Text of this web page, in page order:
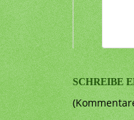
SCHREIBE